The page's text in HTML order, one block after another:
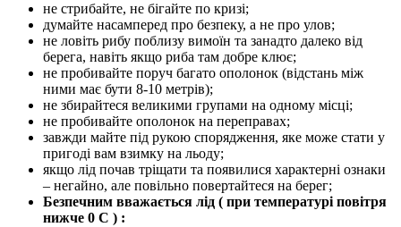
не стрибайте, не бігайте по кризі;
думайте насамперед про безпеку, а не про улов;
не ловіть рибу поблизу вимоїн та занадто далеко від
берега, навіть якщо риба там добре клює;
не пробивайте поруч багато ополонок (відстань між
ними має бути 8-10 метрів);
не збирайтеся великими групами на одному місці;
не пробивайте ополонок на переправах;
завжди майте під рукою спорядження, яке може стати у
пригоді вам взимку на льоду;
якщо лід почав тріщати та появилися характерні ознаки
– негайно, але повільно повертайтеся на берег;
Безпечним вважається лід ( при температурі повітря
нижче 0 С ) :